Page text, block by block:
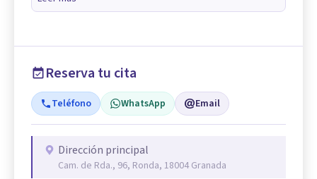
Reserva tu cita
Teléfono WhatsApp Email
Dirección principal
Cam. de Rda., 96, Ronda, 18004 Granada